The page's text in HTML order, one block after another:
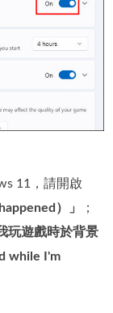
11，請開啟
）」
；
玩遊戲時於背景
while I'm